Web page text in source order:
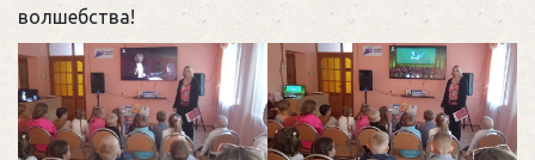
волшебства!